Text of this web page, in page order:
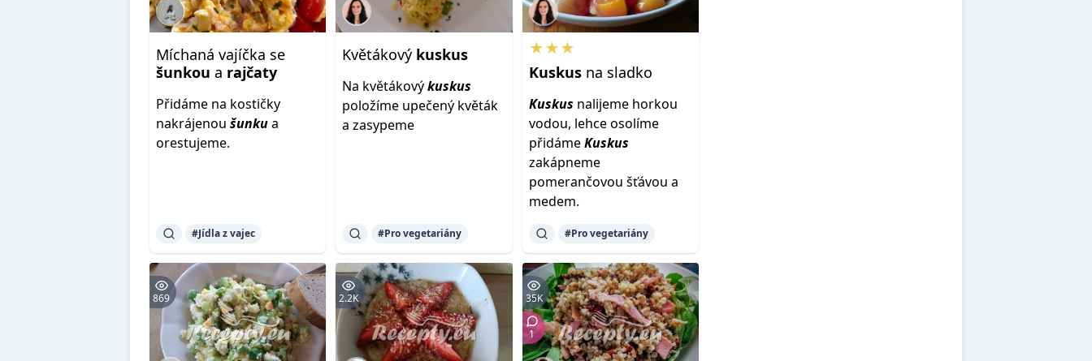
Míchaná vajíčka se
šunkou a rajčaty
Přidáme na kostičky
nakrájenou šunkua
orestujeme.
#Jídla z vajec
Květákový kuskus
Na květákovýkuskus
položíme upečený květák
a zasypeme
#Pro vegetariány
★★★
Kuskusna sladko
Kuskus nalijeme horkou
vodou, lehce osolíme
přidámeKuskus
zakápneme
pomerančovou šťávou a
medem.
#Pro vegetariány
869 2.2K 35K
1